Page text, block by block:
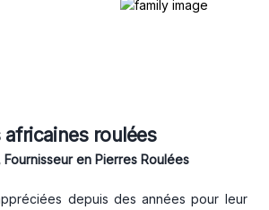
africaines roulées
Fournisseur en Pierres Roulées
depuis des années pour leur